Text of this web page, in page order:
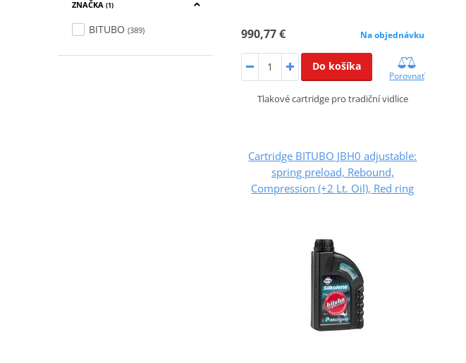
ZNAČKA (1)
BITUBO (389) 990,77 € Na objednávku
Do košíka
Porovnať
Tlakové cartridge pro tradiční vidlice
Cartridge BITUBO JBH0 adjustable:
spring preload, Rebound,
Compression (+2 Lt. Oil), Red ring